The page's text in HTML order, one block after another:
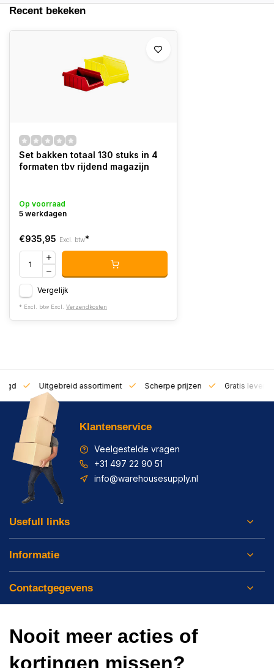
Recent bekeken
Set bakken totaal 130 stuks in 4
formaten tbv rijdend magazijn
Op voorraad
5 werkdagen
€935,95 Excl. btw*
Vergelijk
* Excl. btw Excl. Verzendkosten
Uitgebreid assortiment Scherpe prijzen Gratis
Klantenservice
Veelgestelde vragen
+31 497 22 90 51
info@warehousesupply.nl
Usefull links
Informatie
Contactgegevens
Nooit meer acties of
kortingen missen?